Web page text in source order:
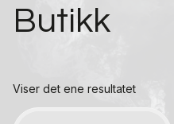
Butikk
Viser det ene resultatet